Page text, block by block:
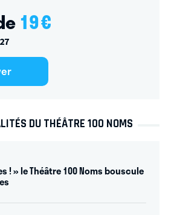
19€
DU THÉÂTRE 100 NOMS
! » le Théâtre 100 Noms bouscule